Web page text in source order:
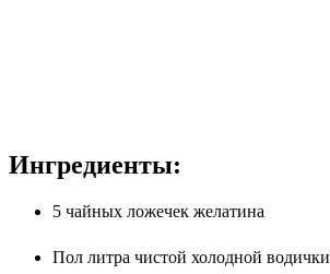
Ингредиенты:
5 чайных ложечек желатина
Пол литра чистой холодной водички